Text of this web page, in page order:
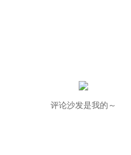
评论沙发是我的～